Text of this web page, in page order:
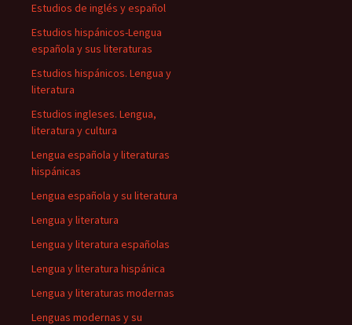
Estudios de inglés y español
Estudios hispánicos-Lengua
española y sus literaturas
Estudios hispánicos. Lengua y
literatura
Estudios ingleses. Lengua,
literatura y cultura
Lengua española y literaturas
hispánicas
Lengua española y su literatura
Lengua y literatura
Lengua y literatura españolas
Lengua y literatura hispánica
Lengua y literaturas modernas
Lenguas modernas y su